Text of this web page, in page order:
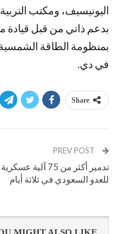
بدعم ذاتي من قبل قيادة
بمنظومة الطاقة
في دي.
Share
تدمير أكثر من 75 آلية عسكرية
للعدو السعودي في ثلاثة أيام